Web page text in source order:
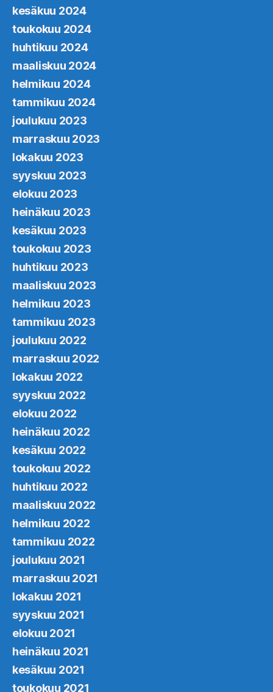
kesäkuu 2024
toukokuu 2024
huhtikuu 2024
maaliskuu 2024
helmikuu 2024
tammikuu 2024
joulukuu 2023
marraskuu 2023
lokakuu 2023
syyskuu 2023
elokuu 2023
heinäkuu 2023
kesäkuu 2023
toukokuu 2023
huhtikuu 2023
maaliskuu 2023
helmikuu 2023
tammikuu 2023
joulukuu 2022
marraskuu 2022
lokakuu 2022
syyskuu 2022
elokuu 2022
heinäkuu 2022
kesäkuu 2022
toukokuu 2022
huhtikuu 2022
maaliskuu 2022
helmikuu 2022
tammikuu 2022
joulukuu 2021
marraskuu 2021
lokakuu 2021
syyskuu 2021
elokuu 2021
heinäkuu 2021
kesäkuu 2021
toukokuu 2021